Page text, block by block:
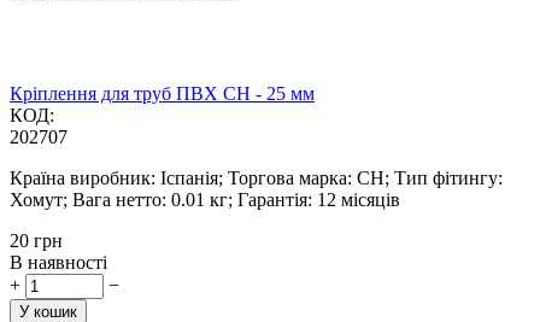
Кріплення для труб ПВХ CH - 25 мм
КОД:
202707
Країна виробник: Іспанія; Торгова марка: CH; Тип фітингу:
Хомут; Вага нетто: 0.01 кг; Гарантія: 12 місяців
‍20‍ грн
В наявності
+
−
У кошик